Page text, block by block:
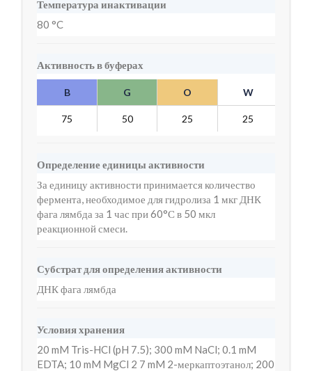
Температура инактивации
80 °C
Активность в буферах
B G O W
75 50 25 25
Определение единицы активности
За единицу активности принимается количество
фермента, необходимое для гидролиза 1 мкг ДНК
фага лямбда за 1 час при 60°С в 50 мкл
реакционной смеси.
Субстрат для определения активности
ДНК фага лямбда
Условия хранения
20 mM Tris-HCl (pH 7.5); 300 mM NaCl; 0.1 mM
EDTA; 10 mM MgCl 2 7 mM 2-меркаптоэтанол; 200